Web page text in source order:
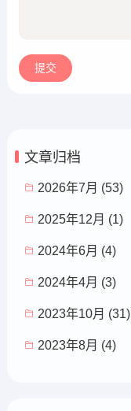
文章归档
2026年7月 (53)
2025年12月 (1)
2024年6月 (4)
2024年4月 (3)
2023年10月 (31)
2023年8月 (4)